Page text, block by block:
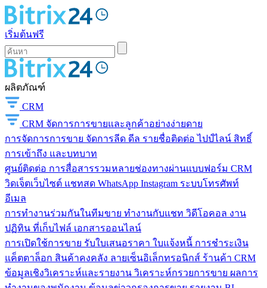
เริ่มต้นฟรี
ผลิตภัณฑ์
CRM
CRM จัดการการขายและลูกค้าอย่างง่ายดาย
การจัดการการขาย จัดการลีด ดีล รายชื่อติดต่อ ไปป์ไลน์ สิทธิ์
การเข้าถึง และบทบาท
ศูนย์ติดต่อ การสื่อสารรวมหลายช่องทางผ่านแบบฟอร์ม CRM
วิดเจ็ตเว็บไซต์ แชทสด WhatsApp Instagram ระบบโทรศัพท์
อีเมล
การทำงานร่วมกันในทีมขาย ทำงานกับแชท วิดีโอคอล งาน
ปฏิทิน ที่เก็บไฟล์ เอกสารออนไลน์
การเปิดใช้การขาย รับใบเสนอราคา ใบแจ้งหนี้ การชำระเงิน
แค็ตตาล็อก สินค้าคงคลัง ลายเซ็นอิเล็กทรอนิกส์ ร้านค้า CRM
ข้อมูลเชิงวิเคราะห์และรายงาน วิเคราะห์กรวยการขาย ผลการ